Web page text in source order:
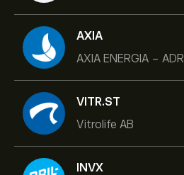
AXIA
AXIA ENERGIA - ADR
VITR.ST
Vitrolife AB
INVX